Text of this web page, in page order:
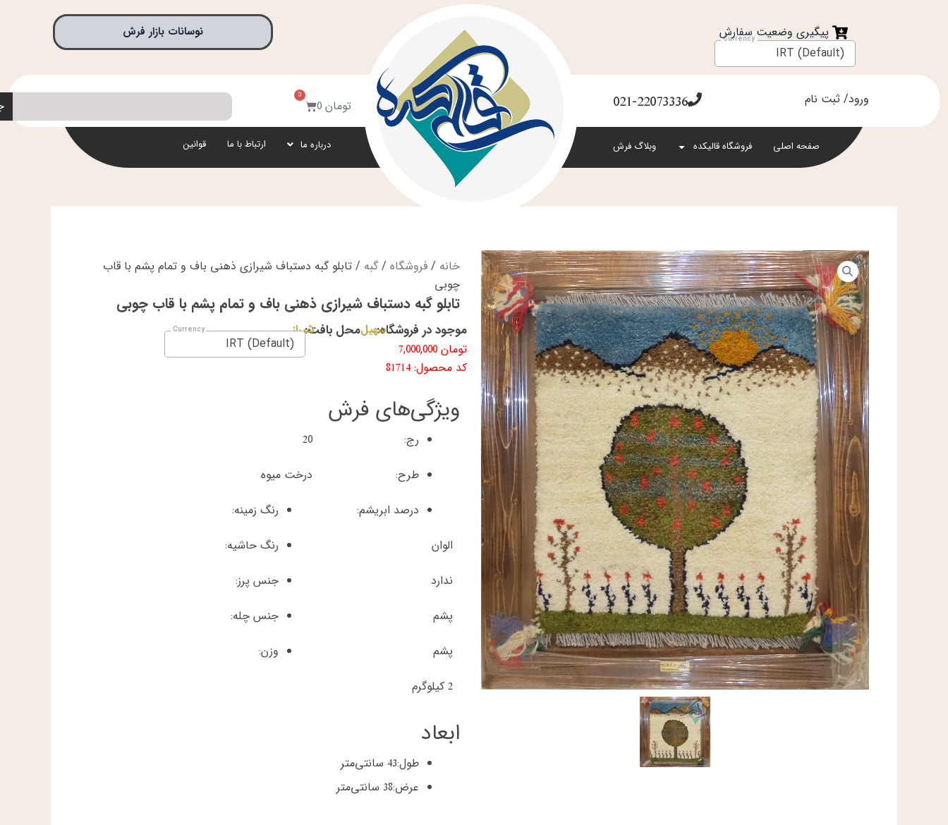
پیگیری وضعیت سفارش
IRT (Default)
نوسانات بازار فرش
ورود/ ثبت نام 021-22073336 تومان0
0
سبد
خرید
جستجو
صفحه اصلی فروشگاه قالیکده وبلاگ فرش درباره ما ارتباط با ما قوانین
خانه / فروشگاه / گبه / تابلو گبه دستباف شیرازی ذهنی باف و تمام پشم با قاب
چوبی
تابلو گبه دستباف شیرازی ذهنی باف و تمام پشم با قاب چوبی
موجود در فروشگاه:سهیلمحل بافت:شیراز
تومان7,000,000
کد محصول: 81714
IRT (Default)
ویژگی‌های فرش
رج:
20
طرح:
درخت میوه
درصد ابریشم:
رنگ زمینه:
الوان
رنگ حاشیه:
ندارد
جنس پرز:
پشم
جنس چله:
پشم
وزن:
2 کیلوگرم
ابعاد
طول:43 سانتی‌متر
عرض:38 سانتی‌متر